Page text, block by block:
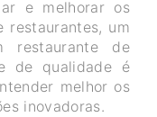
e melhorar os
restaurantes, um
restaurante de
de qualidade é
melhor os
inovadoras.